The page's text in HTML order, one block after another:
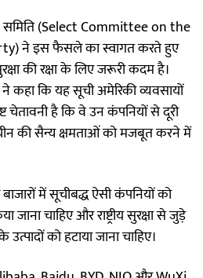
(Select Committee on the
ने इस फैसले का स्वागत करते हुए
की रक्षा के लिए जरूरी कदम है।
कहा कि यह सूची अमेरिकी व्यवसायों
है कि वे उन कंपनियों से दूरी
की सैन्य क्षमताओं को मजबूत करने में
में सूचीबद्ध ऐसी कंपनियों को
जाना चाहिए और राष्ट्रीय सुरक्षा से जुड़े
को हटाया जाना चाहिए।